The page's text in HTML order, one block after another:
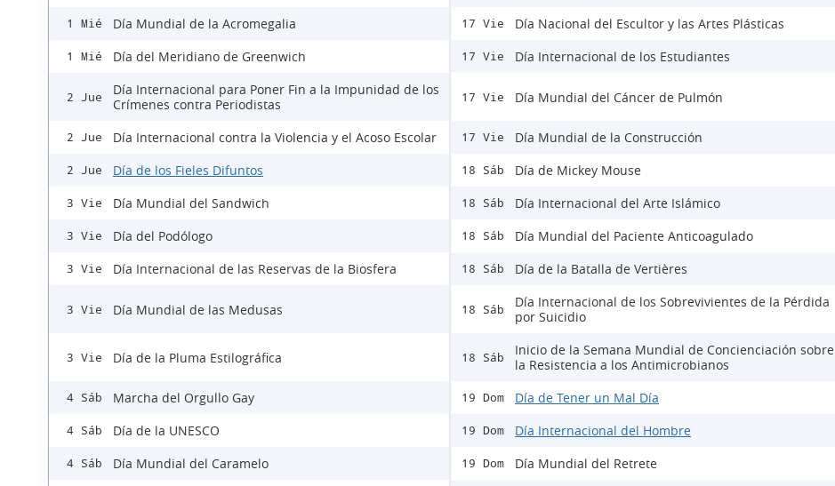
1 Mié Día Mundial de la Acromegalia
1 Mié Día del Meridiano de Greenwich
2 Jue
Día Internacional para Poner Fin a la Impunidad de los
Crímenes contra Periodistas
2 Jue Día Internacional contra la Violencia y el Acoso Escolar
2 Jue Día de los Fieles Difuntos
3 Vie Día Mundial del Sandwich
3 Vie Día del Podólogo
3 Vie Día Internacional de las Reservas de la Biosfera
3 Vie Día Mundial de las Medusas
3 Vie Día de la Pluma Estilográfica
4 Sáb Marcha del Orgullo Gay
4 Sáb Día de la UNESCO
4 Sáb Día Mundial del Caramelo
17 Vie Día Nacional del Escultor y las Artes Plásticas
17 Vie Día Internacional de los Estudiantes
17 Vie Día Mundial del Cáncer de Pulmón
17 Vie Día Mundial de la Construcción
18 Sáb Día de Mickey Mouse
18 Sáb Día Internacional del Arte Islámico
18 Sáb Día Mundial del Paciente Anticoagulado
18 Sáb Día de la Batalla de Vertières
18 Sáb
Día Internacional de los Sobrevivientes de la Pérdida
por Suicidio
18 Sáb
Inicio de la Semana Mundial de Concienciación sobre
la Resistencia a los Antimicrobianos
19 Dom Día de Tener un Mal Día
19 Dom Día Internacional del Hombre
19 Dom Día Mundial del Retrete